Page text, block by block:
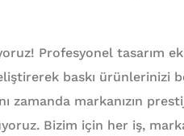
Profesyonel tasarım
baskı ürünlerinizi
zamanda markanızın
Bizim için her iş,